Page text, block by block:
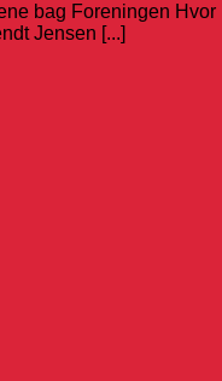
bag Foreningen Hvor
Jensen [...]